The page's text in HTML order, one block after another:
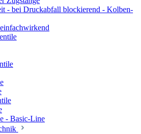
- bei Druckabfall blockierend - Kolben-
- Basic-Line